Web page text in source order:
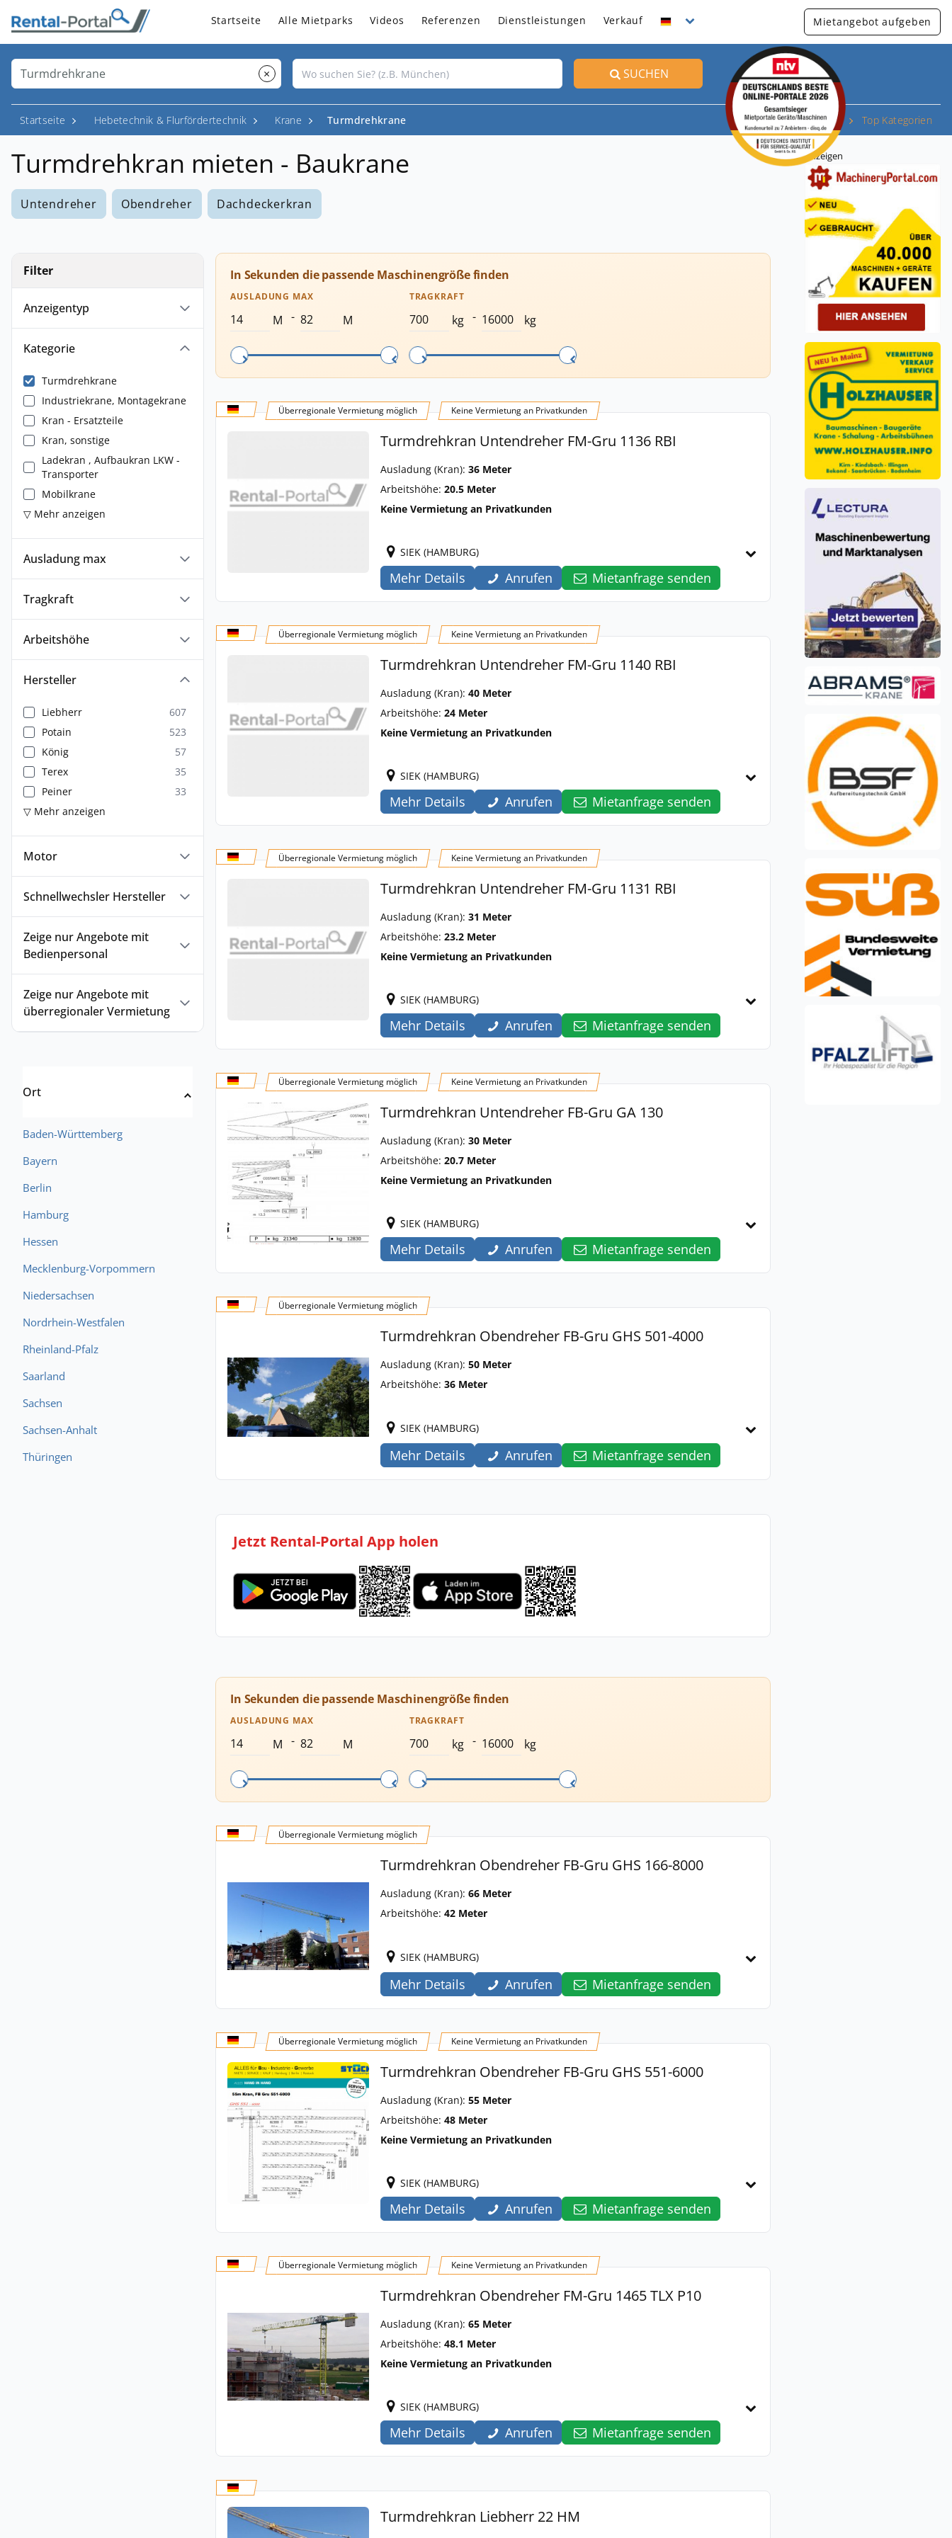
Startseite Alle Mietparks Videos Referenzen Dienstleistungen Verkauf Mietangebot aufgeben
× SUCHEN
Startseite Hebetechnik & Flurfördertechnik Krane Turmdrehkrane Top Kategorien
Turmdrehkran mieten - Baukrane
Untendreher Obendreher Dachdeckerkran
Filter
Anzeigentyp
Kategorie
Turmdrehkrane
Industriekrane, Montagekrane
Kran - Ersatzteile
Kran, sonstige
Ladekran , Aufbaukran LKW -
Transporter
Mobilkrane
▽ Mehr anzeigen
Ausladung max
Tragkraft
Arbeitshöhe
Hersteller
Liebherr
607
Potain
523
König
57
Terex
35
Peiner
33
▽ Mehr anzeigen
Motor
Schnellwechsler Hersteller
Zeige nur Angebote mit
Bedienpersonal
Zeige nur Angebote mit
überregionaler Vermietung
Ort
Baden-Württemberg
Bayern
Berlin
Hamburg
Hessen
Mecklenburg-Vorpommern
Niedersachsen
Nordrhein-Westfalen
Rheinland-Pfalz
Saarland
Sachsen
Sachsen-Anhalt
Thüringen
In Sekunden die passende Maschinengröße finden
AUSLADUNG MAX
M - M
TRAGKRAFT
kg - kg
Überregionale Vermietung möglich Keine Vermietung an Privatkunden
Turmdrehkran Untendreher FM-Gru 1136 RBI
Ausladung (Kran): 36 Meter
Arbeitshöhe: 20.5 Meter
Keine Vermietung an Privatkunden
SIEK (HAMBURG)
Mehr Details Anrufen Mietanfrage senden
Überregionale Vermietung möglich Keine Vermietung an Privatkunden
Turmdrehkran Untendreher FM-Gru 1140 RBI
Ausladung (Kran): 40 Meter
Arbeitshöhe: 24 Meter
Keine Vermietung an Privatkunden
SIEK (HAMBURG)
Mehr Details Anrufen Mietanfrage senden
Überregionale Vermietung möglich Keine Vermietung an Privatkunden
Turmdrehkran Untendreher FM-Gru 1131 RBI
Ausladung (Kran): 31 Meter
Arbeitshöhe: 23.2 Meter
Keine Vermietung an Privatkunden
SIEK (HAMBURG)
Mehr Details Anrufen Mietanfrage senden
Überregionale Vermietung möglich Keine Vermietung an Privatkunden
Turmdrehkran Untendreher FB-Gru GA 130
Ausladung (Kran): 30 Meter
Arbeitshöhe: 20.7 Meter
Keine Vermietung an Privatkunden
SIEK (HAMBURG)
Mehr Details Anrufen Mietanfrage senden
Überregionale Vermietung möglich
Turmdrehkran Obendreher FB-Gru GHS 501-4000
Ausladung (Kran): 50 Meter
Arbeitshöhe: 36 Meter
SIEK (HAMBURG)
Mehr Details Anrufen Mietanfrage senden
Jetzt Rental-Portal App holen
In Sekunden die passende Maschinengröße finden
AUSLADUNG MAX
M - M
TRAGKRAFT
kg - kg
Überregionale Vermietung möglich
Turmdrehkran Obendreher FB-Gru GHS 166-8000
Ausladung (Kran): 66 Meter
Arbeitshöhe: 42 Meter
SIEK (HAMBURG)
Mehr Details Anrufen Mietanfrage senden
Überregionale Vermietung möglich Keine Vermietung an Privatkunden
Turmdrehkran Obendreher FB-Gru GHS 551-6000
Ausladung (Kran): 55 Meter
Arbeitshöhe: 48 Meter
Keine Vermietung an Privatkunden
SIEK (HAMBURG)
Mehr Details Anrufen Mietanfrage senden
Überregionale Vermietung möglich Keine Vermietung an Privatkunden
Turmdrehkran Obendreher FM-Gru 1465 TLX P10
Ausladung (Kran): 65 Meter
Arbeitshöhe: 48.1 Meter
Keine Vermietung an Privatkunden
SIEK (HAMBURG)
Mehr Details Anrufen Mietanfrage senden
Turmdrehkran Liebherr 22 HM
Anzeigen